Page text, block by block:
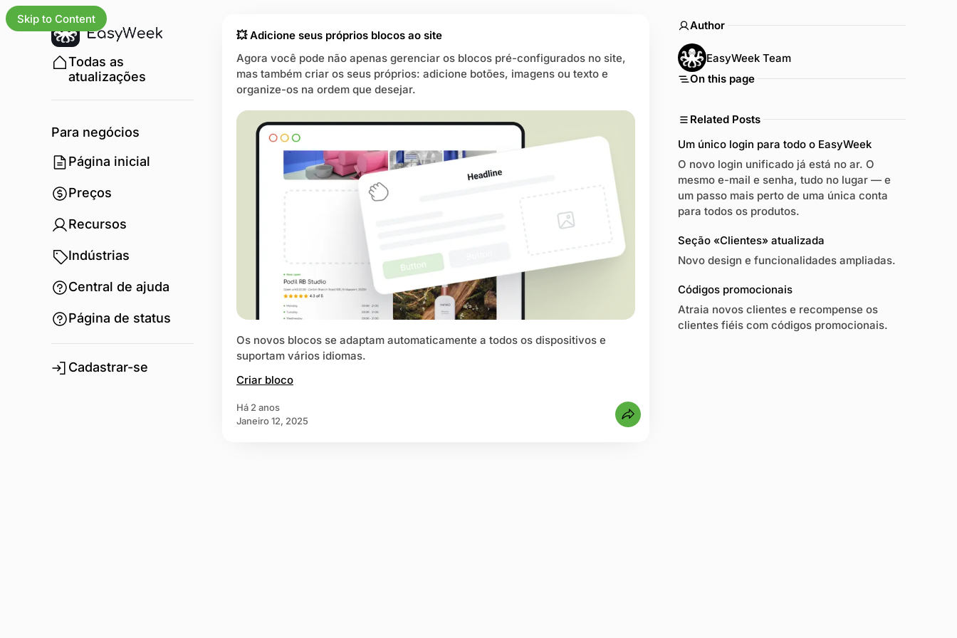
Skip to Content
Todas as
atualizações
Para negócios
Página inicial
Preços
Recursos
Indústrias
Central de ajuda
Página de status
Cadastrar-se
💥 Adicione seus próprios blocos ao site
Agora você pode não apenas gerenciar os blocos pré-configurados no site,
mas também criar os seus próprios: adicione botões, imagens ou texto e
organize-os na ordem que desejar.
Os novos blocos se adaptam automaticamente a todos os dispositivos e
suportam vários idiomas.
Criar bloco
há 2 anos
Janeiro 12, 2025
Author
EasyWeek Team
On this page
Related Posts
Um único login para todo o EasyWeek
O novo login unificado já está no ar. O
mesmo e-mail e senha, tudo no lugar — e
um passo mais perto de uma única conta
para todos os produtos.
Seção «Clientes» atualizada
Novo design e funcionalidades ampliadas.
Códigos promocionais
Atraia novos clientes e recompense os
clientes fiéis com códigos promocionais.